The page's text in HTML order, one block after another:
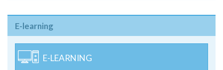
E-learning
E-LEARNING